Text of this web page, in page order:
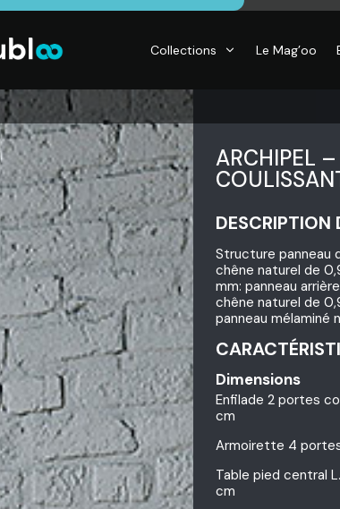
Collections
DÉCO
Accessoires de
maison, Objets
déco,
Luminaires,
Déco murales
Le Mag’oo
ARCHIPEL
DESCRIPTION
Structure panneau
chêne naturel de
mm: panneau
chêne naturel de
panneau mélaminé
Dimensions
Enfilade 2 portes
cm
Armoirette 4 portes
Table pied central
cm